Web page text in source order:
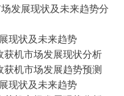
发展现状及未来趋势分
现状及未来趋势
获机市场发展现状分析
获机市场发展趋势预测
现状及未来趋势